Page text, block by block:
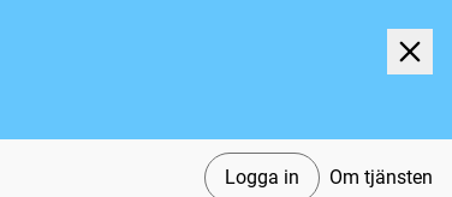
Logga in Om tjänsten